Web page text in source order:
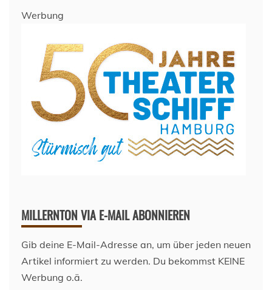
Werbung
MILLERNTON VIA E-MAIL ABONNIEREN
Gib deine E-Mail-Adresse an, um über jeden neuen
Artikel informiert zu werden. Du bekommst KEINE
Werbung o.ä.